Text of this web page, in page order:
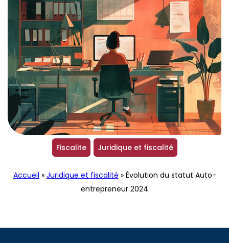
Fiscalite Juridique et fiscalité
Accueil » Juridique et fiscalité » Évolution du statut Auto-
entrepreneur 2024